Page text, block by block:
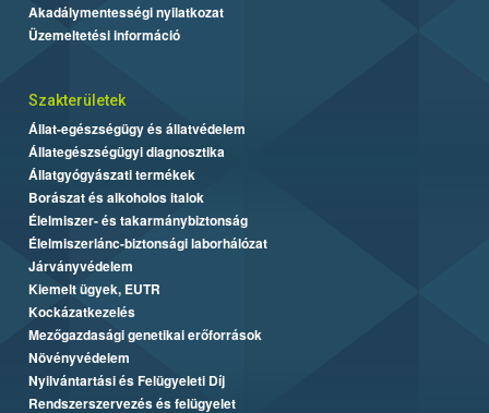
Akadálymentességi nyilatkozat
Üzemeltetési információ
Szakterületek
Állat-egészségügy és állatvédelem
Állategészségügyi diagnosztika
Állatgyógyászati termékek
Borászat és alkoholos italok
Élelmiszer- és takarmánybiztonság
Élelmiszerlánc-biztonsági laborhálózat
Járványvédelem
Kiemelt ügyek, EUTR
Kockázatkezelés
Mezőgazdasági genetikai erőforrások
Növényvédelem
Nyilvántartási és Felügyeleti Díj
Rendszerszervezés és felügyelet